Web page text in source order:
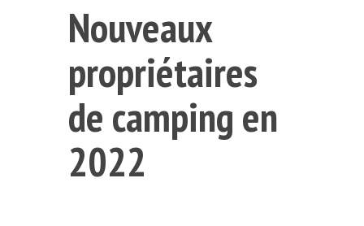
Nouveaux
propriétaires
de camping en
2022